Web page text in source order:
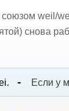
союзом weil/
снова
Если у